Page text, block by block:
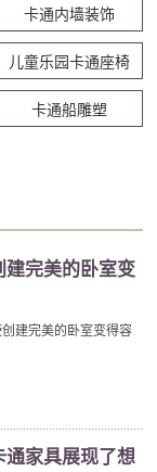
卡通内墙装饰
儿童乐园卡通座椅
卡通船雕塑
建完美的卧室变
建完美的卧室变得容
个人化的房间，这意
通家具展现了想